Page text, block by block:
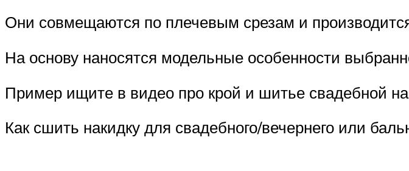
Они совмещаются по плечевым срезам и
На основу наносятся модельные особенности
Пример ищите в видео про крой и шитье свадебной
Как сшить накидку для свадебного/вечернего или